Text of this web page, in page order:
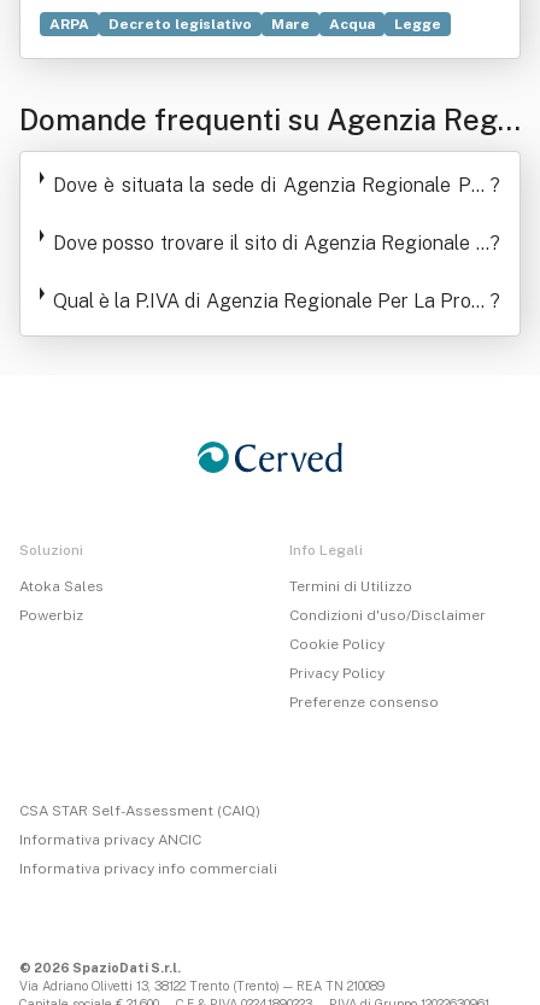
ARPA Decreto legislativo Mare Acqua
Legge
Domande frequenti su Agenzia Regi
onale Per La Protezione Dell'ambient
e Ligure - Dipartimento Laboratorio
Regionale
Dove è situata la sede di Agenzia Regionale Per
o Laboratorio Regionale
?
Dove posso trovare il sito di Agenzia Regionale P
nto Laboratorio Regionale
?
Qual è la P.IVA di Agenzia Regionale Per La Prote
zione Dell'ambiente Ligure - Dipartimento Laborat
?
Soluzioni
Atoka Sales
Powerbiz
Info Legali
Termini di Utilizzo
Condizioni d'uso/Disclaimer
Cookie Policy
Privacy Policy
Preferenze consenso
CSA STAR Self-Assessment (CAIQ)
Informativa privacy ANCIC
Informativa privacy info commerciali
© 2026 SpazioDati S.r.l.
Via Adriano Olivetti 13, 38122 Trento (Trento) — REA TN 210089